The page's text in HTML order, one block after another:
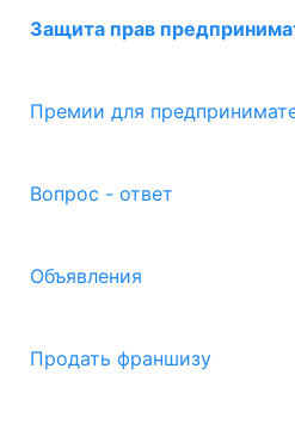
Защита прав
Премии для
Вопрос - ответ
Объявления
Продать франшизу